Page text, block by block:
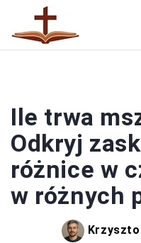
Ile trwa
Odkryj
różnice w
w różnych